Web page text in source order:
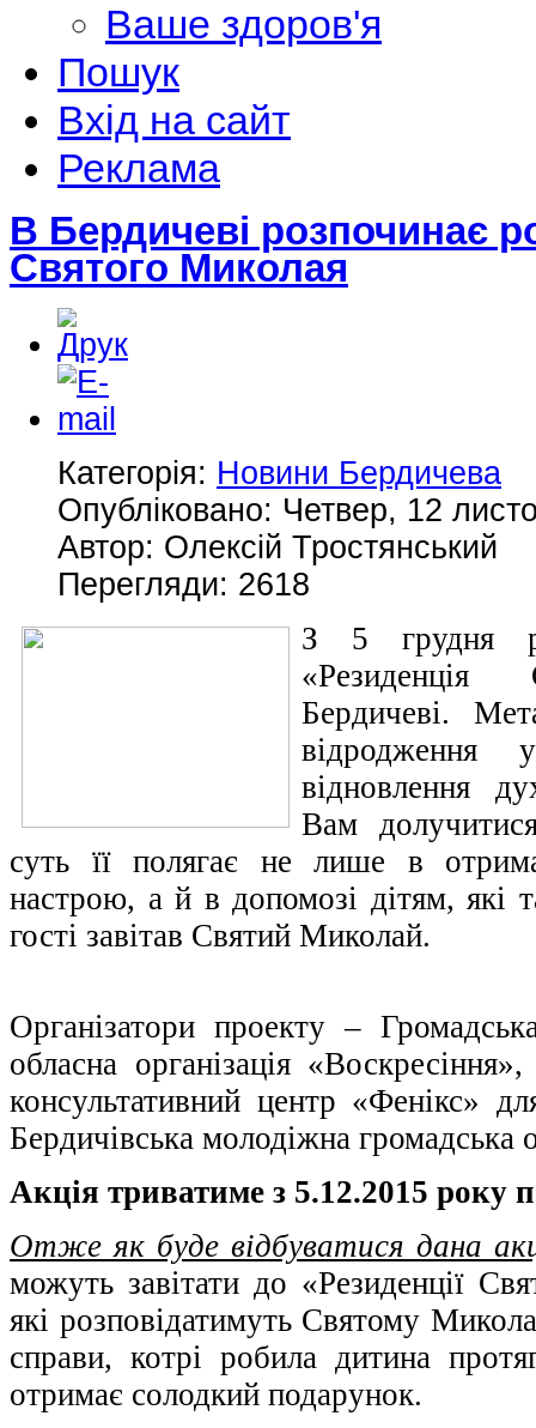
Ваше здоров'я
Пошук
Вхід на сайт
Реклама
В Бердичеві розпочинає
Святого Миколая
Категорія: Новини Бердичева
Опубліковано: Четвер, 12
Автор: Олексій Тростянський
Перегляди: 2618
З 5 грудня
Бердичеві.
відродження
відновлення
Вам
суть її полягає не лише в
настрою, а й в допомозі дітям,
гості завітав Святий Миколай.
Організатори проекту –
обласна організація
консультативний центр «Фенікс»
Бердичівська молодіжна громадська
Акція триватиме з 5.12.2015 року
Отже як буде відбуватися дана
можуть завітати до «Резиденції
які розповідатимуть Святому
справи, котрі робила дитина
отримає солодкий подарунок.